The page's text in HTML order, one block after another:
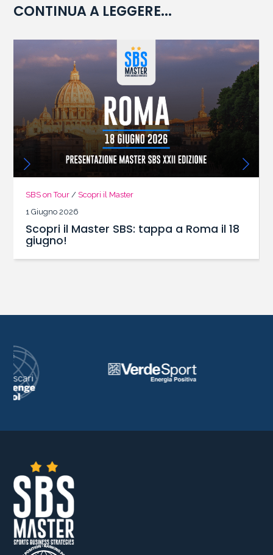
CONTINUA A LEGGERE...
SBS on Tour / Scopri il Master
1 Giugno 2026
Scopri il Master SBS: tappa a Roma il 18
giugno!